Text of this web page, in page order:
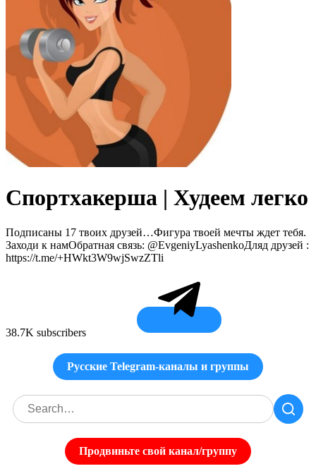
Спортхакерша | Худеем легко
Подписаны 17 твоих друзей…Фигура твоей мечты ждет тебя.
Заходи к намОбратная связь: @EvgeniyLyashenkoДляд друзей :
https://t.me/+HWkt3W9wjSwzZTli
38.7K subscribers
Русские Telegram-каналы и группы
Продвиньте свой канал/группу